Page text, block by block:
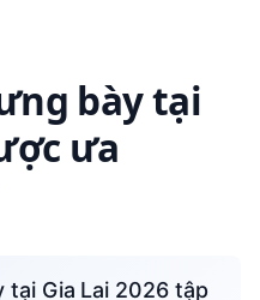
bày tại
ưa